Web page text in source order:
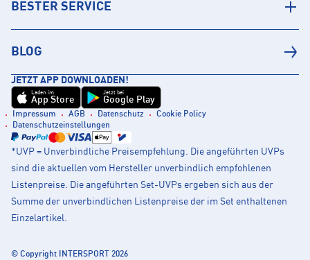
BESTER SERVICE
BLOG
JETZT APP DOWNLOADEN!
Laden im
App Store
Jetzt bei
Google Play
Impressum AGB Datenschutz
Cookie Policy
Datenschutzeinstellungen
*UVP = Unverbindliche Preisempfehlung. Die angeführten UVPs
sind die aktuellen vom Hersteller unverbindlich empfohlenen
Listenpreise. Die angeführten Set-UVPs ergeben sich aus der
Summe der unverbindlichen Listenpreise der im Set enthaltenen
Einzelartikel.
© Copyright INTERSPORT 2026